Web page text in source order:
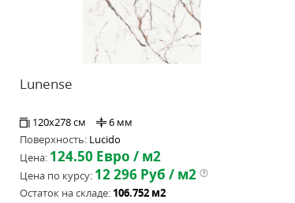
Lunense
120x278 см
6 мм
Поверхность: Lucido
Цена: 124.50 Евро / м2
Цена по курсу: 12 296 Руб / м2
Остаток на складе: 106.752 м2